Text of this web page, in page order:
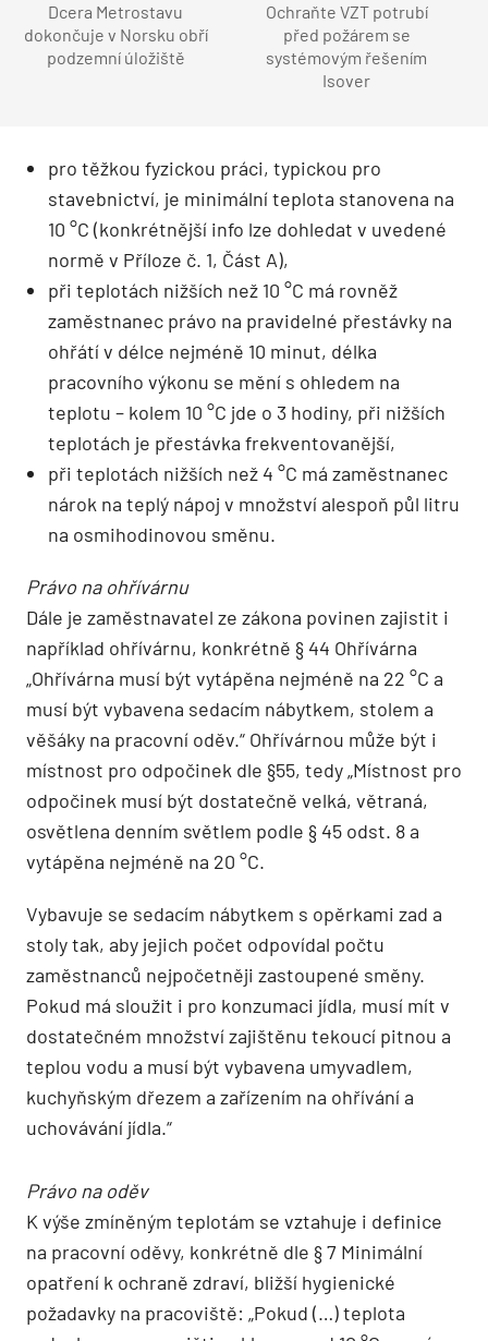
Dcera Metrostavu
dokončuje v Norsku obří
podzemní úložiště
Ochraňte VZT potrubí
před požárem se
systémovým řešením
Isover
pro těžkou fyzickou práci, typickou pro
stavebnictví, je minimální teplota stanovena na
10 °C (konkrétnější info lze dohledat v uvedené
normě v Příloze č. 1, Část A),
při teplotách nižších než 10 °C má rovněž
zaměstnanec právo na pravidelné přestávky na
ohřátí v délce nejméně 10 minut, délka
pracovního výkonu se mění s ohledem na
teplotu – kolem 10 °C jde o 3 hodiny, při nižších
teplotách je přestávka frekventovanější,
při teplotách nižších než 4 °C má zaměstnanec
nárok na teplý nápoj v množství alespoň půl litru
na osmihodinovou směnu.
Právo na ohřívárnu
Dále je zaměstnavatel ze zákona povinen zajistit i
například ohřívárnu, konkrétně § 44 Ohřívárna
„Ohřívárna musí být vytápěna nejméně na 22 °C a
musí být vybavena sedacím nábytkem, stolem a
věšáky na pracovní oděv.“ Ohřívárnou může být i
místnost pro odpočinek dle §55, tedy „Místnost pro
odpočinek musí být dostatečně velká, větraná,
osvětlena denním světlem podle § 45 odst. 8 a
vytápěna nejméně na 20 °C.
Vybavuje se sedacím nábytkem s opěrkami zad a
stoly tak, aby jejich počet odpovídal počtu
zaměstnanců nejpočetněji zastoupené směny.
Pokud má sloužit i pro konzumaci jídla, musí mít v
dostatečném množství zajištěnu tekoucí pitnou a
teplou vodu a musí být vybavena umyvadlem,
kuchyňským dřezem a zařízením na ohřívání a
uchovávání jídla.“
Právo na oděv
K výše zmíněným teplotám se vztahuje i definice
na pracovní oděvy, konkrétně dle § 7 Minimální
opatření k ochraně zdraví, bližší hygienické
požadavky na pracoviště: „Pokud (…) teplota